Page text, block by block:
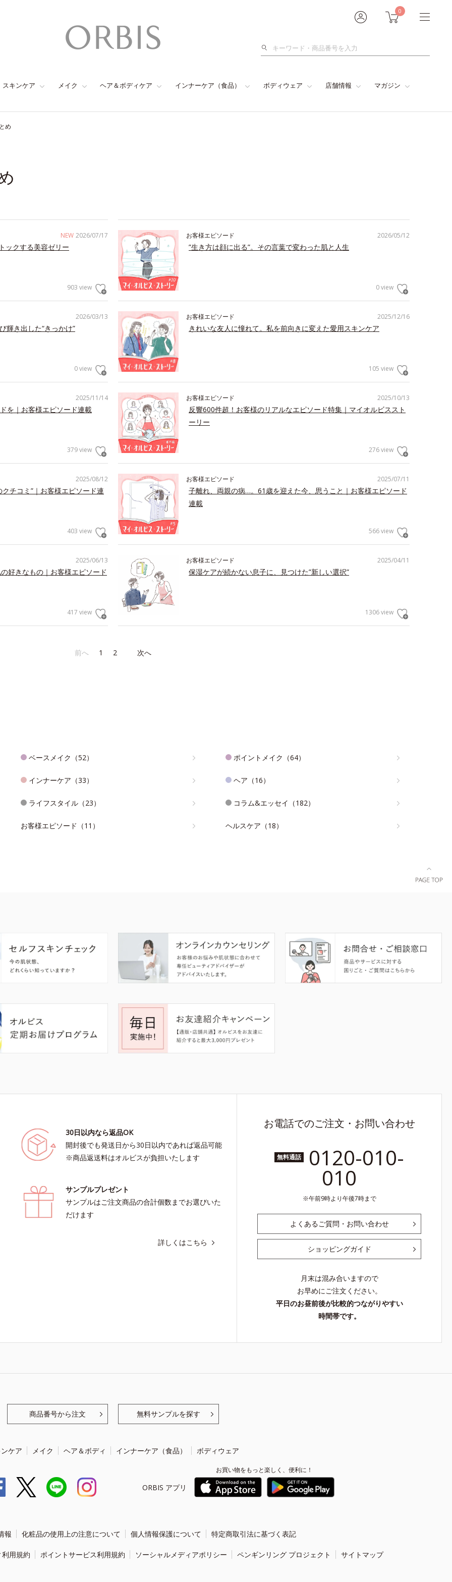
0
検
スキンケア メイク ヘア＆ボディケア インナーケア（食品） ボディウェア 店舗情報 マガジン
め
NEW 2026/07/17
ックする美容ゼリー
903 view
2026/05/12
お客様エピソード
”生き方は顔に出る”。その言葉で変わった肌と人生
0 view
2026/03/13
輝き出した“きっかけ”
0 view
2025/12/16
お客様エピソード
きれいな友人に憧れて。私を前向きに変えた愛用スキンケア
105 view
2025/11/14
を｜お客様エピソード連載
379 view
2025/10/13
お客様エピソード
反響600件超！お客様のリアルなエピソード特集｜マイオルビススト
ーリー
276 view
2025/08/12
チコミ”｜お客様エピソード連
403 view
2025/07/11
お客様エピソード
子離れ、両親の病…。61歳を迎えた今、思うこと｜お客様エピソード
連載
566 view
2025/06/13
好きなもの｜お客様エピソード
417 view
2025/04/11
お客様エピソード
保湿ケアが続かない息子に、見つけた”新しい選択”
1306 view
前へ 1 2 次へ
ベースメイク（52） ポイントメイク（64）
インナーケア（33） ヘア（16）
ライフスタイル（23） コラム&エッセイ（182）
お客様エピソード（11） ヘルスケア（18）
30日以内なら返品OK
開封後でも発送日から30日以内であれば返品可能
※商品返送料はオルビスが負担いたします
サンプルプレゼント
サンプルはご注文商品の合計個数までお選びいた
だけます
詳しくはこちら
お電話でのご注文・お問い合わせ
無料通話 0120-010-
010
午前9時より午後7時まで
よくあるご質問・お問い合わせ
ショッピングガイド
月末は混み合いますので
お早めにご注文ください。
平日のお昼前後が比較的つながりやすい
時間帯です。
商品番号から注文 無料サンプルを探す
ケア メイク ヘア＆ボディ インナーケア（食品） ボディウェア
ORBIS アプリ
お買い物をもっと楽しく、便利に！
報 化粧品の使用上の注意について 個人情報保護について 特定商取引法に基づく表記
用規約 ポイントサービス利用規約 ソーシャルメディアポリシー ペンギンリング プロジェクト サイトマップ